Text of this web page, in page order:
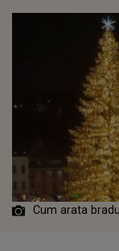
Cum arata